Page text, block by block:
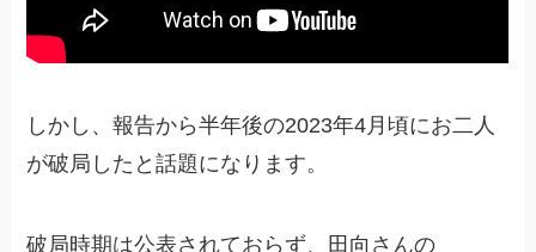
しかし、報告から半年後の2023年4月頃にお二人
が破局したと話題になります。
破局時期は公表されておらず、田向さんの